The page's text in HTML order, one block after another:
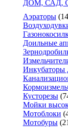
ДОМ, САД,
Аэраторы
Доильные
Инкубаторы
Кусторезы
Мойки
Мотоблоки
Мотобуры